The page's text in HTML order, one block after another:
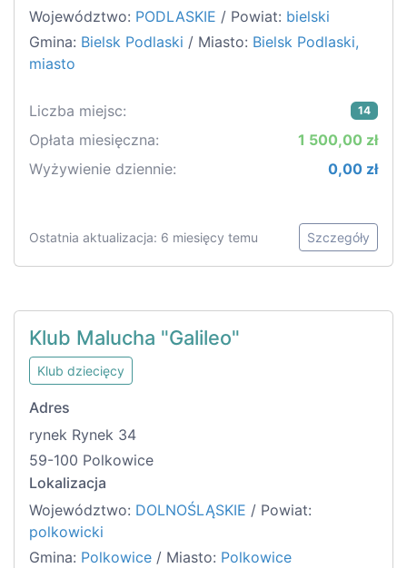
Województwo: PODLASKIE / Powiat: bielski
Gmina: Bielsk Podlaski / Miasto: Bielsk Podlaski,
miasto
Liczba miejsc: 14
Opłata miesięczna:
1 500,00 zł
Wyżywienie dziennie:
0,00 zł
Ostatnia aktualizacja: 6 miesięcy temu Szczegóły
Klub Malucha "Galileo"
Klub dziecięcy
Adres
rynek Rynek 34
59-100 Polkowice
Lokalizacja
Województwo: DOLNOŚLĄSKIE / Powiat:
polkowicki
Gmina: Polkowice / Miasto: Polkowice